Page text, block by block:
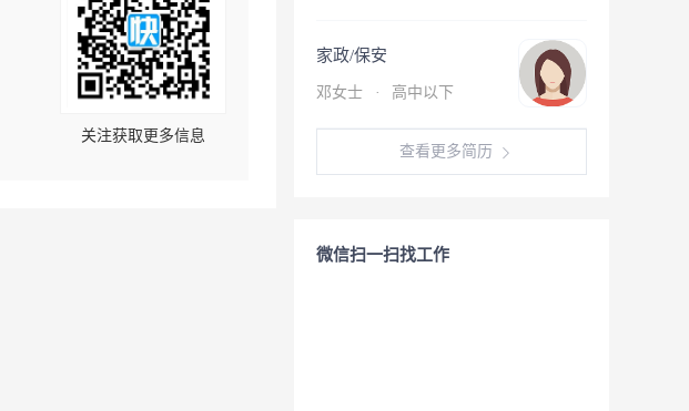
关注获取更多信息
家政/保安
邓女士 · 高中以下
查看更多简历
微信扫一扫找工作